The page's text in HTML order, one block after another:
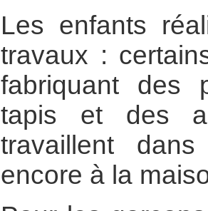
Les enfants
travaux :
fabriquant des
tapis et des
travaillent
encore à la